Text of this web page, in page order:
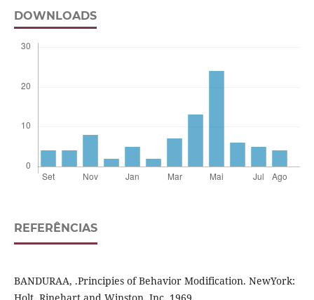
DOWNLOADS
REFERÊNCIAS
BANDURAA, .Principies of Behavior Modification. NewYork: